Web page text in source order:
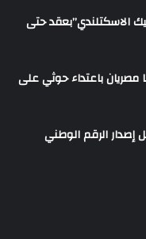
الاسكتلندي”بعقد حتى
11 مدنيًا بينهما مصريان باعتداء حوثي على
إصدار الرقم الوطني